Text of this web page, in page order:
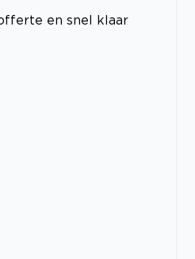
en snel klaar